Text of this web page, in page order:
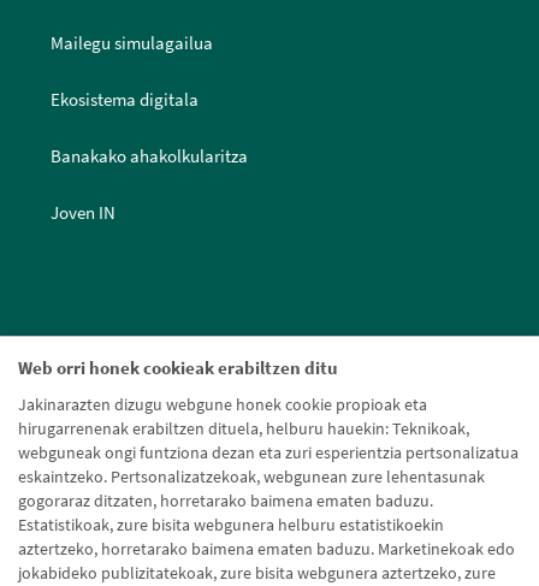
Web orri honek cookieak erabiltzen ditu
Jakinarazten dizugu webgune honek cookie propioak eta
hirugarrenenak erabiltzen dituela, helburu hauekin: Teknikoak,
webguneak ongi funtziona dezan eta zuri esperientzia pertsonalizatua
eskaintzeko. Pertsonalizatzekoak, webgunean zure lehentasunak
gogoraraz ditzaten, horretarako baimena ematen baduzu.
Estatistikoak, zure bisita webgunera helburu estatistikoekin
aztertzeko, horretarako baimena ematen baduzu. Marketinekoak edo
jokabideko publizitatekoak, zure bisita webgunera aztertzeko, zure
Mailegu simulagailua
Ekosistema digitala
Banakako ahakolkularitza
Joven IN